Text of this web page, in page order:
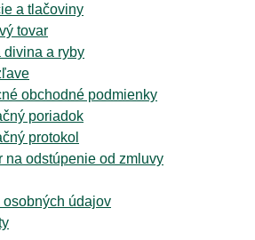
a tlačoviny
tovar
divina a ryby
obchodné podmienky
poriadok
protokol
na odstúpenie od zmluvy
osobných údajov